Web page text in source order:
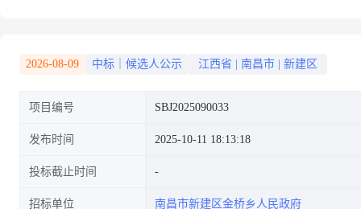
示
2026-08-09 中标｜候选人公示 江西省 南昌市 新建区
项目编号 SBJ2025090033
发布时间 2025-10-11 18:13:18
投标截止时间
招标单位 南昌市新建区金桥乡人民政府